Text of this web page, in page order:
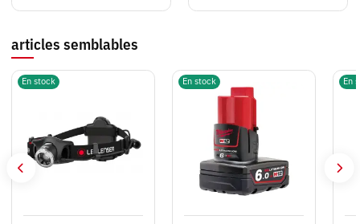
articles semblables
En stock En stock En